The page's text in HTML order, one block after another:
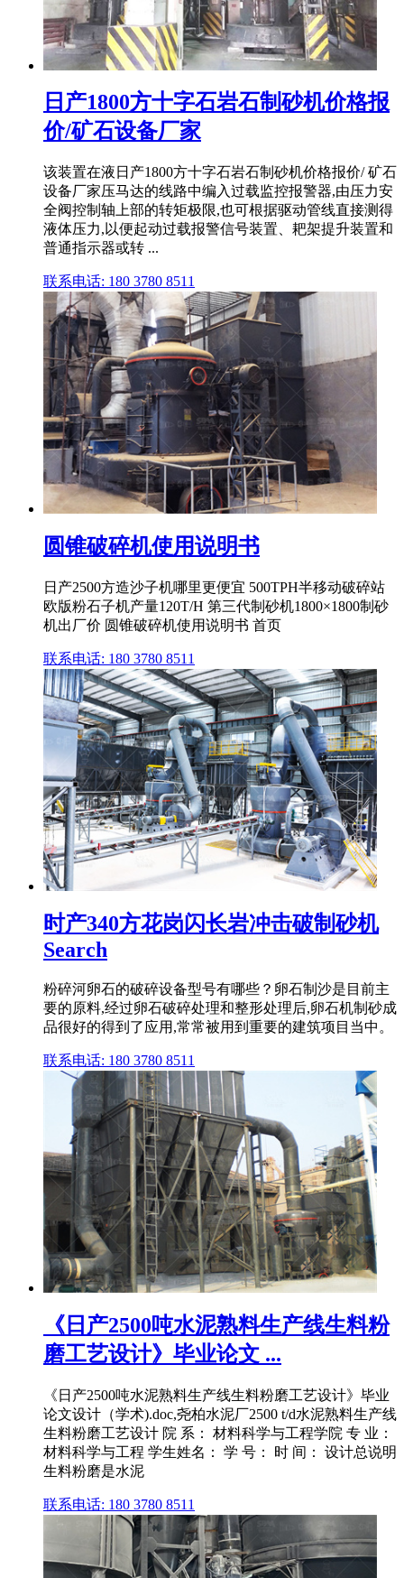
日产1800方十字石岩石制砂机价格报
价/矿石设备厂家
该装置在液日产1800方十字石岩石制砂机价格报价/ 矿石
设备厂家压马达的线路中编入过载监控报警器,由压力安
全阀控制轴上部的转矩极限,也可根据驱动管线直接测得
液体压力,以便起动过载报警信号装置、耙架提升装置和
普通指示器或转 ...
联系电话: 180 3780 8511
圆锥破碎机使用说明书
日产2500方造沙子机哪里更便宜 500TPH半移动破碎站
欧版粉石子机产量120T/H 第三代制砂机1800×1800制砂
机出厂价 圆锥破碎机使用说明书 首页
联系电话: 180 3780 8511
时产340方花岗闪长岩冲击破制砂机
Search
粉碎河卵石的破碎设备型号有哪些？卵石制沙是目前主
要的原料,经过卵石破碎处理和整形处理后,卵石机制砂成
品很好的得到了应用,常常被用到重要的建筑项目当中。
联系电话: 180 3780 8511
《日产2500吨水泥熟料生产线生料粉
磨工艺设计》毕业论文 ...
《日产2500吨水泥熟料生产线生料粉磨工艺设计》毕业
论文设计（学术).doc,尧柏水泥厂2500 t/d水泥熟料生产线
生料粉磨工艺设计 院 系： 材料科学与工程学院 专 业：
材料科学与工程 学生姓名： 学 号： 时 间： 设计总说明
生料粉磨是水泥
联系电话: 180 3780 8511